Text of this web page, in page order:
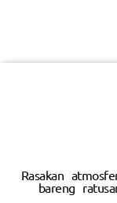
Rasakan
bareng